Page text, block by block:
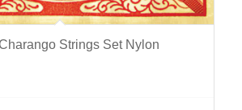
Strings Set Nylon